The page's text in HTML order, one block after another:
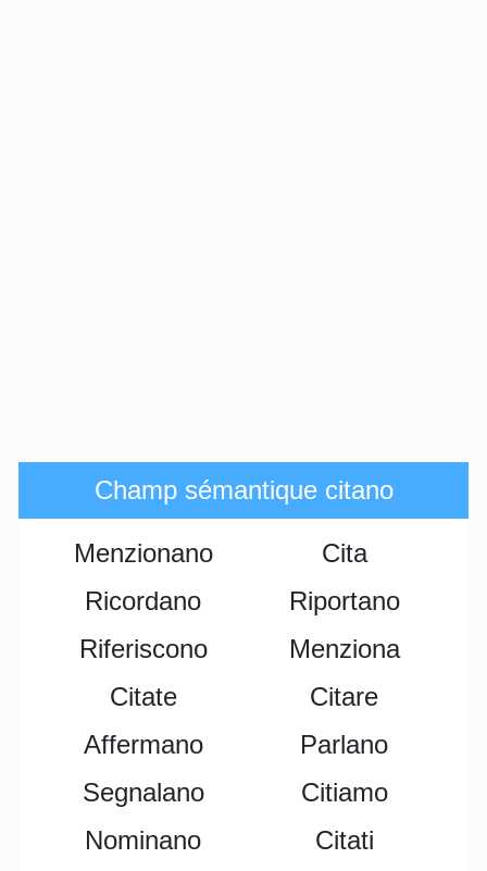
Champ sémantique citano
Menzionano
Cita
Ricordano
Riportano
Riferiscono
Menziona
Citate
Citare
Affermano
Parlano
Segnalano
Citiamo
Nominano
Citati